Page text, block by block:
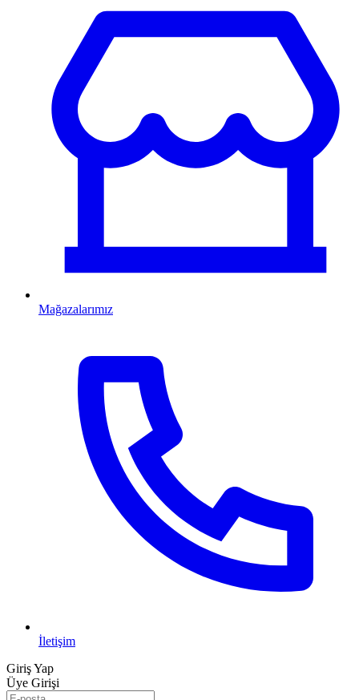
Mağazalarımız
İletişim
Giriş Yap
Üye Girişi